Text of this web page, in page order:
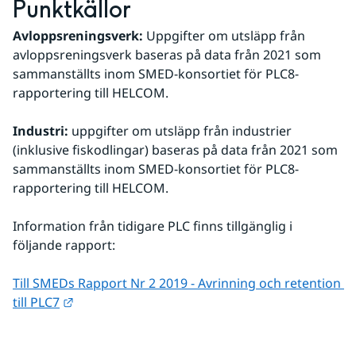
Punktkällor
Avloppsreningsverk: Uppgifter om utsläpp från
avloppsreningsverk baseras på data från 2021 som
sammanställts inom SMED-konsortiet för PLC8-
rapportering till HELCOM.
Industri: uppgifter om utsläpp från industrier
(inklusive fiskodlingar) baseras på data från 2021 som
sammanställts inom SMED-konsortiet för PLC8-
rapportering till HELCOM.
Information från tidigare PLC finns tillgänglig i
följande rapport:
Till SMEDs Rapport Nr 2 2019 - Avrinning och retention
till PLC7